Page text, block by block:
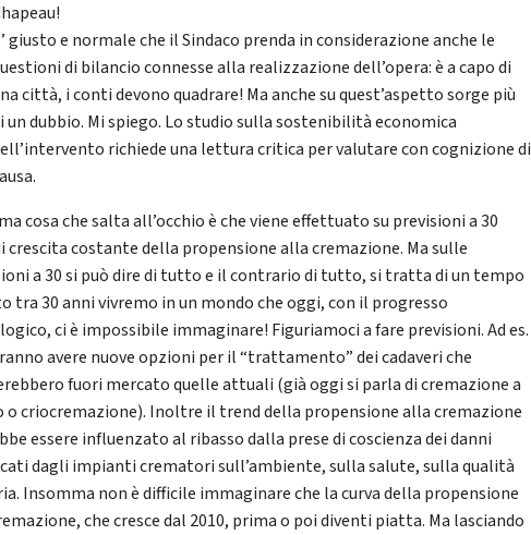
giusto e normale che il Sindaco prenda in considerazione anche le
di bilancio connesse alla realizzazione dell’opera: è a capo di
città, i conti devono quadrare! Ma anche su quest’aspetto sorge più
un dubbio. Mi spiego. Lo studio sulla sostenibilità economica
richiede una lettura critica per valutare con cognizione di
cosa che salta all’occhio è che viene effettuato su previsioni a 30
crescita costante della propensione alla cremazione. Ma sulle
a 30 si può dire di tutto e il contrario di tutto, si tratta di un tempo
tra 30 anni vivremo in un mondo che oggi, con il progresso
ci è impossibile immaginare! Figuriamoci a fare previsioni. Ad es.
avere nuove opzioni per il “trattamento” dei cadaveri che
fuori mercato quelle attuali (già oggi si parla di cremazione a
o criocremazione). Inoltre il trend della propensione alla cremazione
essere influenzato al ribasso dalla prese di coscienza dei danni
dagli impianti crematori sull’ambiente, sulla salute, sulla qualità
Insomma non è difficile immaginare che la curva della propensione
che cresce dal 2010, prima o poi diventi piatta. Ma lasciando